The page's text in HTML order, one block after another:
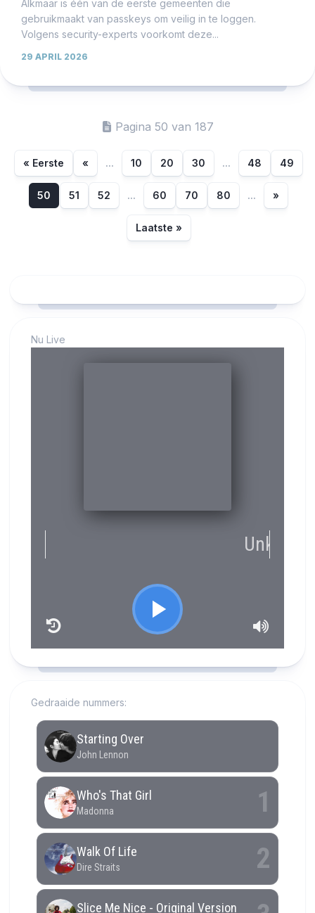
Alkmaar is één van de eerste gemeenten die
gebruikmaakt van passkeys om veilig in te loggen.
Volgens security-experts voorkomt deze...
29 APRIL 2026
Pagina 50 van 187
« Eerste « ... 10 20 30 ... 48 49
50 51 52 ... 60 70 80 ... »
Laatste »
Nu Live
Gedraaide nummers: